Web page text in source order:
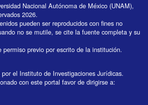
Nacional Autónoma de México (UNAM),
2026.
pueden ser reproducidos con fines no
no se mutile, se cite la fuente completa y su
permiso previo por escrito de la institución.
el Instituto de Investigaciones Jurídicas.
con este portal favor de dirigirse a: